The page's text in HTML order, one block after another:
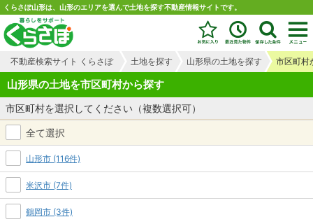
くらさぽ山形は、山形のエリアを選んで土地を探す不動産情報サイトです。
不動産検索サイト くらさぽ 土地を探す 山形県の土地を探す 市区町村
山形県の土地を市区町村から探す
市区町村を選択してください（複数選択可）
全て選択
山形市 (116件)
米沢市 (7件)
鶴岡市 (3件)